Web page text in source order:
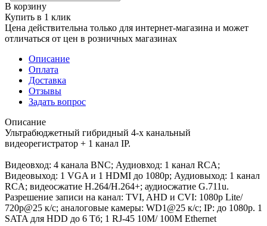
В корзину
Купить в 1 клик
Цена действительна только для интернет-магазина и может
отличаться от цен в розничных магазинах
Описание
Оплата
Доставка
Отзывы
Задать вопрос
Описание
Ультрабюджетный гибридный 4-х канальный
видеорегистратор + 1 канал IP.
Видеовход: 4 канала BNC; Аудиовход: 1 канал RCA;
Видеовыход: 1 VGA и 1 HDMI до 1080p; Аудиовыход: 1 канал
RCA; видеосжатие H.264/H.264+; аудиосжатие G.711u.
Разрешение записи на канал: TVI, AHD и CVI: 1080p Lite/
720p@25 к/с; аналоговые камеры: WD1@25 к/с; IP: до 1080p. 1
SATA для HDD до 6 Тб; 1 RJ-45 10M/ 100M Ethernet